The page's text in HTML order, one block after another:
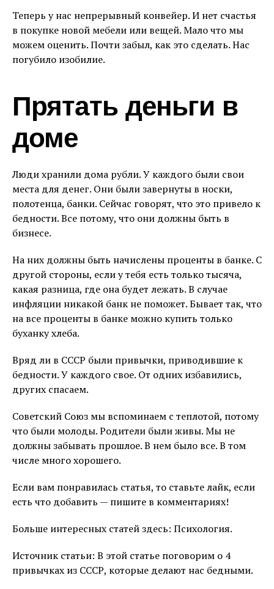
Теперь у нас непрерывный конвейер. И нет счастья
в покупке новой мебели или вещей. Мало что мы
можем оценить. Почти забыл, как это сделать. Нас
погубило изобилие.
Прятать деньги в
доме
Люди хранили дома рубли. У каждого были свои
места для денег. Они были завернуты в носки,
полотенца, банки. Сейчас говорят, что это привело к
бедности. Все потому, что они должны быть в
бизнесе.
На них должны быть начислены проценты в банке. С
другой стороны, если у тебя есть только тысяча,
какая разница, где она будет лежать. В случае
инфляции никакой банк не поможет. Бывает так, что
на все проценты в банке можно купить только
буханку хлеба.
Вряд ли в СССР были привычки, приводившие к
бедности. У каждого свое. От одних избавились,
других спасаем.
Советский Союз мы вспоминаем с теплотой, потому
что были молоды. Родители были живы. Мы не
должны забывать прошлое. В нем было все. В том
числе много хорошего.
Если вам понравилась статья, то ставьте лайк, если
есть что добавить — пишите в комментариях!
Больше интересных статей здесь: Психология.
Источник статьи: В этой статье поговорим о 4
привычках из СССР, которые делают нас бедными.